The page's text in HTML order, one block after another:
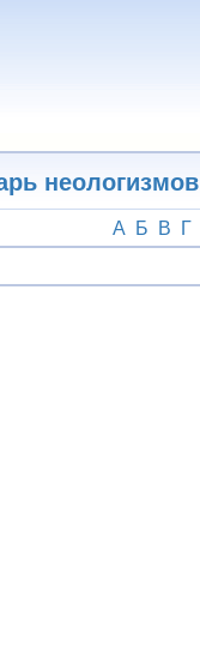
неологизмов
А Б В Г